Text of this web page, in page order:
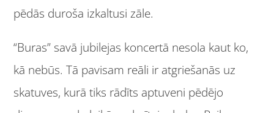
pēdās duroša izkaltusi zāle.
“Buras” savā jubilejas koncertā nesola kaut ko,
kā nebūs. Tā pavisam reāli ir atgriešanās uz
skatuves, kurā tiks rādīts aptuveni pēdējo